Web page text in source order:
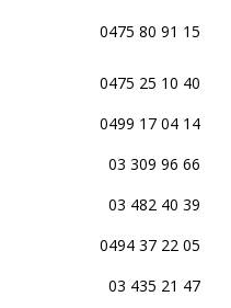
0475 80 91 15
0475 25 10 40
0499 17 04 14
03 309 96 66
03 482 40 39
0494 37 22 05
03 435 21 47